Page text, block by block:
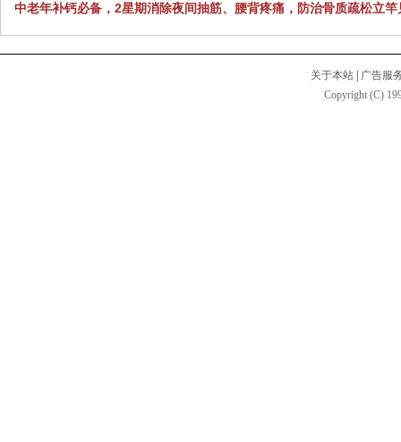
中老年补钙必备，2星期消除夜间抽筋、腰背疼痛，防治骨质疏松立竿
关于本站
广告服
Copyright (C)